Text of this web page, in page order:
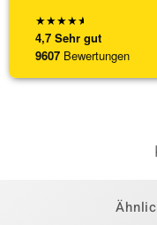
★★★★★
4,7 Sehr gut
9607 Bewertungen